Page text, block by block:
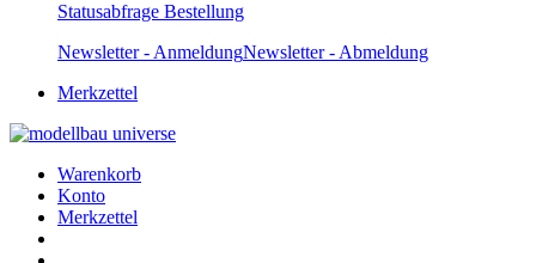
Statusabfrage Bestellung
Newsletter - AnmeldungNewsletter - Abmeldung
Merkzettel
Warenkorb
Konto
Merkzettel